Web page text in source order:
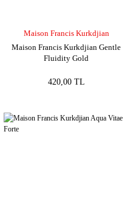
Maison Francis Kurkdjian
Maison Francis Kurkdjian Gentle
Fluidity Gold
420,00 TL